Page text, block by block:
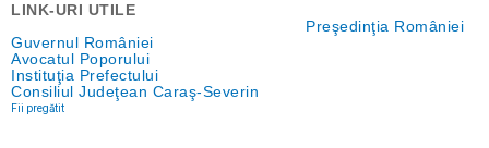
LINK-URI UTILE
Preşedinţia României
Guvernul României
Avocatul Poporului
Instituţia Prefectului
Consiliul Judeţean Caraş-Severin
Fii pregătit